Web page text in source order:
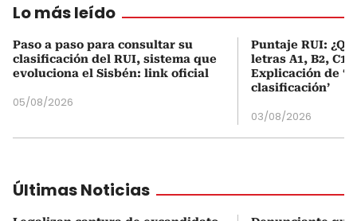
Lo más leído
Paso a paso para consultar su
clasificación del RUI, sistema que
evoluciona el Sisbén: link oficial
05/08/2026
Puntaje RUI:
letras A1, B2, C1
Explicación de
clasificación’
03/08/2026
Últimas Noticias